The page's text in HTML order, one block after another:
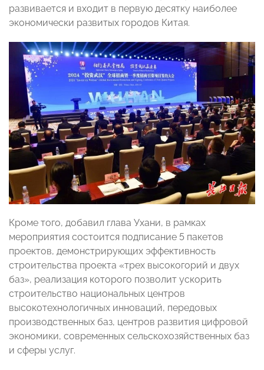
развивается и входит в первую десятку наиболее
экономически развитых городов Китая.
Кроме того, добавил глава Ухани, в рамках
мероприятия состоится подписание 5 пакетов
проектов, демонстрирующих эффективность
строительства проекта «трех высокогорий и двух
баз», реализация которого позволит ускорить
строительство национальных центров
высокотехнологичных инноваций, передовых
производственных баз, центров развития цифровой
экономики, современных сельскохозяйственных баз
и сферы услуг.